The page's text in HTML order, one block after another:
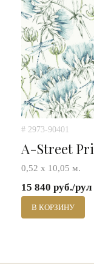
# 2973-90401
A-Street
0,52 х 10,05 м.
15 840 руб./рул
В КОРЗИНУ